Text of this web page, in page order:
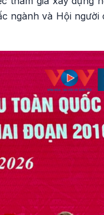
ngành và Hội người